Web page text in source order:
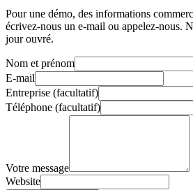
Pour une démo, des informations
écrivez-nous un e-mail ou appelez-nous.
jour ouvré.
Nom et prénom
E-mail
Entreprise (facultatif)
Téléphone (facultatif)
Votre message
Website